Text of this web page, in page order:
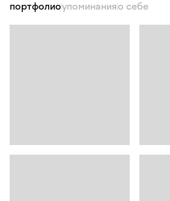
портфолиоупоминанияо себе